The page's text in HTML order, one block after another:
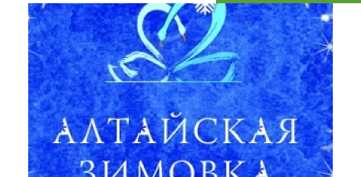
Что привезти (сувениры)
О регионе
Коллекция впечатлений
Другие рубрики